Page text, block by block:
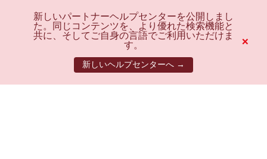
新しいパートナーヘルプセンターを公開しまし
た。同じコンテンツを、より優れた検索機能と
共に、そしてご自身の言語でご利用いただけま
す。
新しいヘルプセンターへ →
×